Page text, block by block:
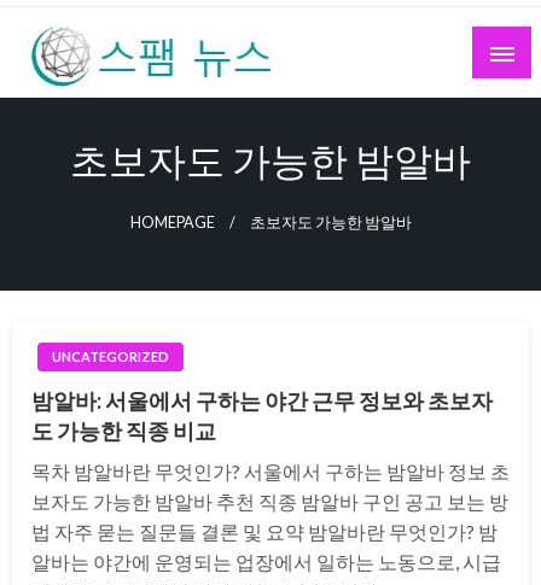
Skip
content
초보자도 가능한 밤알바
HOMEPAGE 초보자도 가능한 밤알바
UNCATEGORIZED
밤알바: 서울에서 구하는 야간 근무 정보와 초보자
도 가능한 직종 비교
목차 밤알바란 무엇인가? 서울에서 구하는 밤알바 정보 초
보자도 가능한 밤알바 추천 직종 밤알바 구인 공고 보는 방
법 자주 묻는 질문들 결론 및 요약 밤알바란 무엇인가? 밤
알바는 야간에 운영되는 업장에서 일하는 노동으로, 시급